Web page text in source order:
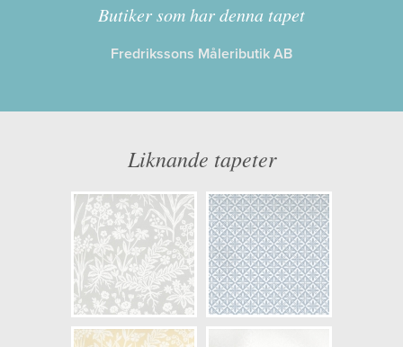
Kollektion:
Blomstertiden
Information
Längd x Bredd: 11,20 x 0,53
Artikelnummer: 5228-1
NCS Bottenkulör: S0500-N
Färg: Vitaktig, Beige
Mönster: Blommig, Växter
Struktur: Slät, Blank
Butiker som har denna tapet
Fredrikssons Måleributik AB
Liknande tapeter